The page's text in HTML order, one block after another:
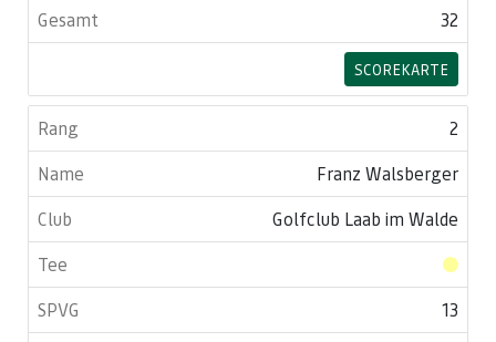
32
SCOREKARTE
2
Franz Walsberger
Golfclub Laab im Walde
13